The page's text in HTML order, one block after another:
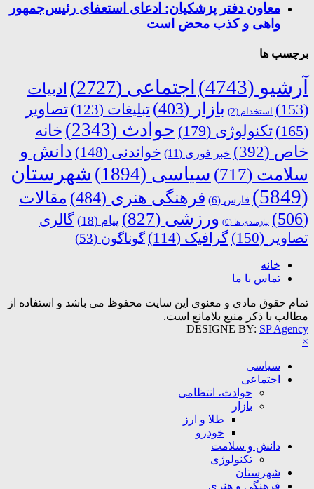
معاون دفتر پزشکیان: ادعای استعفای رئیس‌جمهور
واهی و کذب محض است
برچسب ها
آرشیو (4743) اجتماعی (2727)
ادبیات
(153)
استخدام (2) بازار (403) تبلیغات (123)
تصاویر
(165)
تکنولوژی (179) حوادث (2343)
خانه
خاص (392) خبر فوری (11) خواندنی (148)
دانش و
سلامت (717) سیاسی (1894)
شهرستان
(5849)
فارس (6) فرهنگی هنری (484)
مقالات
(506)
نیازمندی ها (0) ورزشی (827) پیام (18)
گالری
تصاویر (150) گرافیک (114) گوناگون (53)
خانه
تماس با ما
تمام حقوق مادی و معنوی این سایت محفوظ می باشد و استفاده از
مطالب با ذکر منبع بلامانع است.
DESIGNE BY: SP Agency
×
سیاسی
اجتماعی
حوادث، انتظامی
بازار
طلا و ارز
خودرو
دانش و سلامت
تکنولوژی
شهرستان
فرهنگی و هنری